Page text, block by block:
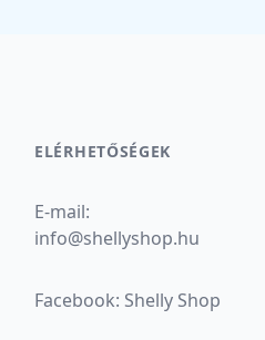
ELÉRHETŐSÉGEK
E-mail:
info@shellyshop.hu
Facebook: Shelly Shop